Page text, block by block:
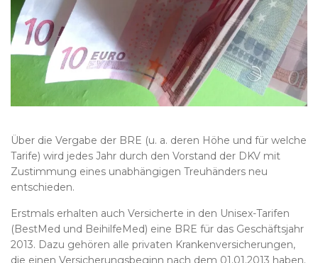
Über die Vergabe der BRE (u. a. deren Höhe und für welche
Tarife) wird jedes Jahr durch den Vorstand der DKV mit
Zustimmung eines unabhängigen Treuhänders neu
entschieden.
Erstmals erhalten auch Versicherte in den Unisex-Tarifen
(BestMed und BeihilfeMed) eine BRE für das Geschäftsjahr
2013. Dazu gehören alle privaten Krankenversicherungen,
die einen Versicherungsbeginn nach dem 01.01.2013 haben.